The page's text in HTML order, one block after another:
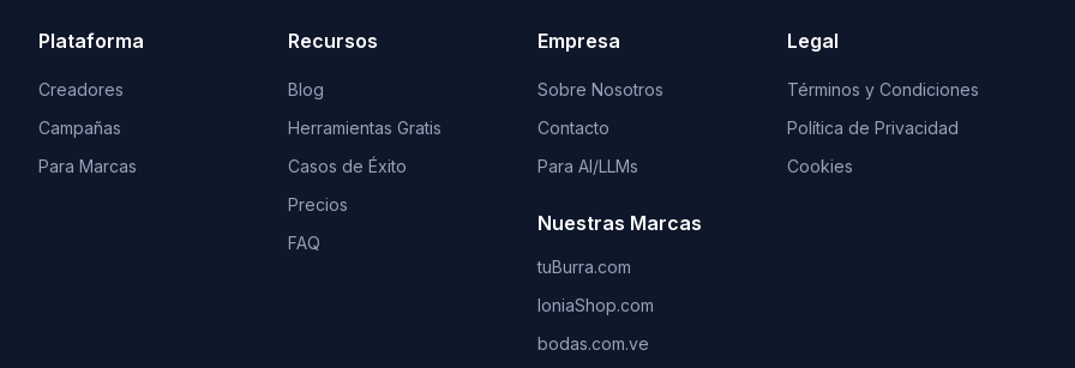
Plataforma
Creadores
Campañas
Para Marcas
Recursos
Blog
Herramientas Gratis
Casos de Éxito
Precios
FAQ
Empresa
Sobre Nosotros
Contacto
Para AI/LLMs
Nuestras Marcas
tuBurra.com
IoniaShop.com
bodas.com.ve
Legal
Términos y Condiciones
Política de Privacidad
Cookies